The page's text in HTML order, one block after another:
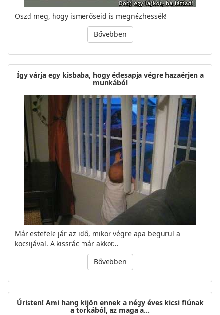
Oszd meg, hogy ismerőseid is megnézhessék!
Bővebben
Így várja egy kisbaba, hogy édesapja végre hazaérjen a
munkából
Már estefele jár az idő, mikor végre apa begurul a
kocsijával. A kissrác már akkor…
Bővebben
Úristen! Ami hang kijön ennek a négy éves kicsi fiúnak
a torkából, az maga a…